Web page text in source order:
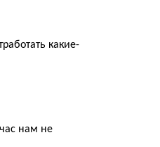
какие-
нам не